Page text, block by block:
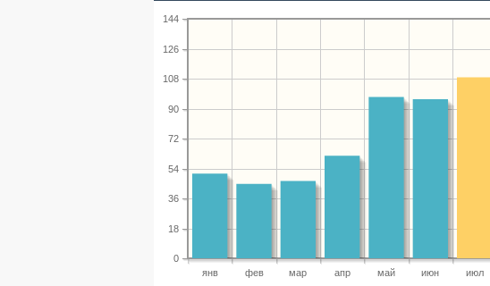
янв фев мар апр май июн июл
0
18
36
54
72
90
108
126
144